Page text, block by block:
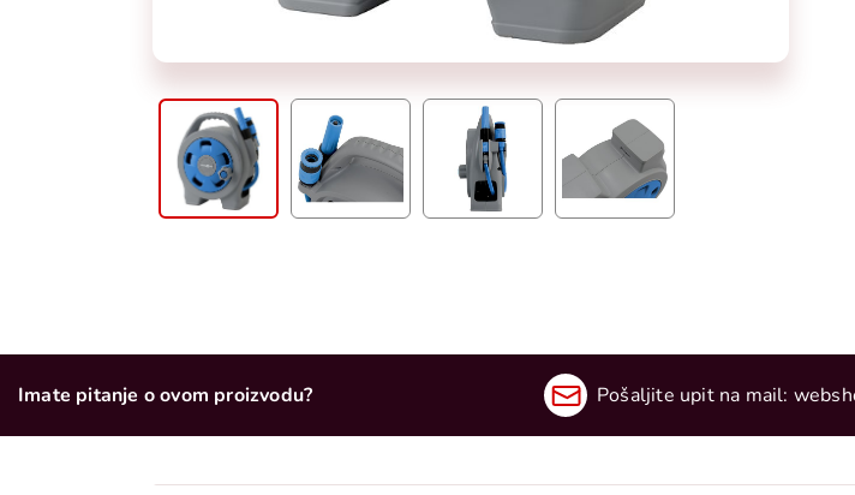
Imate pitanje o ovom proizvodu? Pošaljite upit na mail: